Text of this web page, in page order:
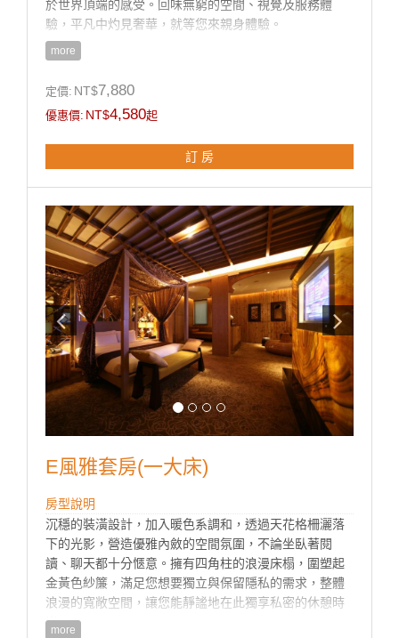
於世界頂端的感受。回味無窮的空間、視覺及服務體
驗，平凡中灼見奢華，就等您來親身體驗。
♦豪華大理石按摩浴缸、淋浴花灑.
♦55吋液晶電視 + KTV(需指定)、DVD 設備、VOD藍光
包各兩份)
♦此房型附專屬一房一車庫
♦所有房型免費反針孔偵
more
定價: NT$7,880
優惠價: NT$4,580起
訂 房
E風雅套房(一大床)
房型說明
沉穩的裝潢設計，加入暖色系調和，透過天花格柵灑落
下的光影，營造優雅內斂的空間氛圍，不論坐臥著閱
讀、聊天都十分愜意。擁有四角柱的浪漫床榻，圍塑起
金黃色紗簾，滿足您想要獨立與保留隱私的需求，整體
浪漫的寬敞空間，讓您能靜謐地在此獨享私密的休憩時
光。
more